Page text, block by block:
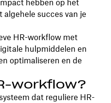
hebben op het
algehele succes van je
HR-workflow met
hulpmiddelen en
optimaliseren en de
workflow?
dat reguliere HR-